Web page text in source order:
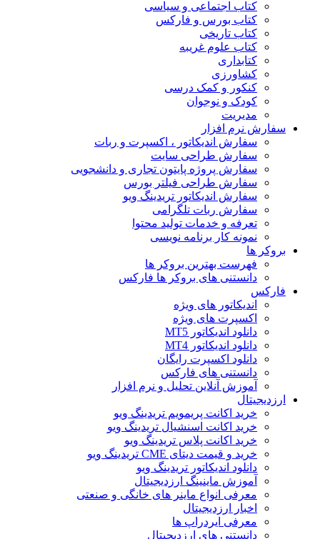
کتاب اجتماعی و سیاسی
کتاب بورس و فارکس
کتاب تاریخی
کتاب علوم غریبه
کتابداری
کشاورزی
کنکور و کمک‌ درسی
کودک و نوجوان
مدیریت
سفارش نرم افزار
سفارش اندیکاتور ، اکسپرت و ربات
سفارش طراحی سایت
سفارش پروژه پایتون تجاری و دانشجویی
سفارش طراحی فیلتر بورس
سفارش اندیکاتور تریدینگ ویو
سفارش ربات تلگرامی
تعرفه و خدمات تولید محتوا
نمونه کار برنامه نویسی
بروکر ها
فهرست بهترین بروکر ها
دانستنی های بروکر ها فارکس
فارکس
اندیکاتور های ویژه
اکسپرت های ویژه
دانلود اندیکاتور MT5
دانلود اندیکاتور MT4
دانلود اکسپرت رایگان
دانستنی های فارکس
آموزش آنلاین تحلیل و نرم افزار
ارزدیجیتال
خرید اکانت پریمویم تریدینگ ویو
خرید اکانت اسنشیال تریدینگ ویو
خرید اکانت پلاس تریدینگ ویو
خرید و قیمت دیتای CME تریدینگ ویو
دانلود اندیکاتور تریدینگ ویو
آموزش ماینینگ ارزدیجیتال
معرفی انواع ماینر های خانگی و صنعتی
اخبار ارزدیجیتال
معرفی ایردراپ ها
دانستنی های ارزدیجیتال